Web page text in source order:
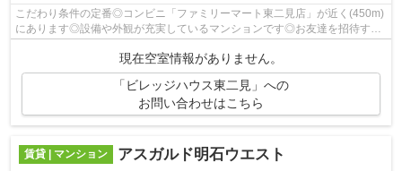
こだわり条件の定番◎コンビニ「ファミリーマート東二見店」が近く(450m)
にあります◎設備や外観が充実しているマンションです◎お友達を招待する
のも恥ずかしくない賃貸物件◎良好な陽当...
現在空室情報がありません。
「ビレッジハウス東二見」への
お問い合わせはこちら
賃貸 | マンション アスガルド明石ウエスト